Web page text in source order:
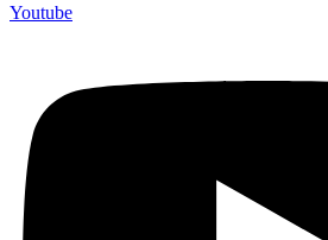
Youtube